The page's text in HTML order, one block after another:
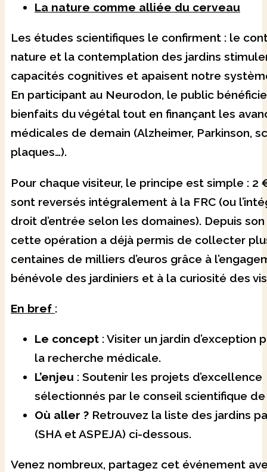
La nature comme alliée du cerveau
Les études scientifiques le confirment : le
nature et la contemplation des jardins
capacités cognitives et apaisent notre
En participant au Neurodon, le public
bienfaits du végétal tout en finançant les
médicales de demain (Alzheimer, Parkinson,
plaques…).
Pour chaque visiteur, le principe est simple : 2
sont reversés intégralement à la FRC (ou
droit d’entrée selon les domaines). Depuis
cette opération a déjà permis de collecter
centaines de milliers d’euros grâce à
bénévole des jardiniers et à la curiosité des
En bref :
Le concept : Visiter un jardin d’exception
la recherche médicale.
L’enjeu : Soutenir les projets d’excellence
sélectionnés par le conseil scientifique de
Où aller ? Retrouvez la liste des jardins
(SHA et ASPEJA) ci-dessous.
Venez nombreux, partagez cet événement